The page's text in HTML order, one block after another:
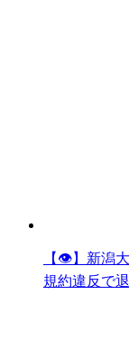
【👁】新潟
規約違反で